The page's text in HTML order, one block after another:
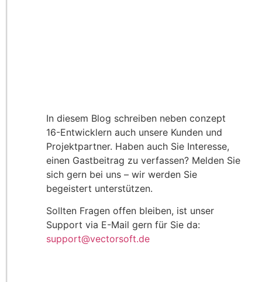
In diesem Blog schreiben neben conzept
16-Entwicklern auch unsere Kunden und
Projektpartner. Haben auch Sie Interesse,
einen Gastbeitrag zu verfassen? Melden Sie
sich gern bei uns – wir werden Sie
begeistert unterstützen.
Sollten Fragen offen bleiben, ist unser
Support via E-Mail gern für Sie da:
support@vectorsoft.de